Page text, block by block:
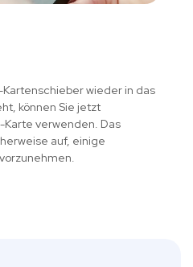
Kartenschieber wieder in das
können Sie jetzt
verwenden. Das
auf, einige